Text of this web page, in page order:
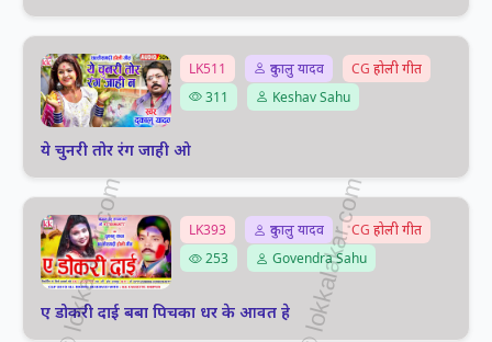
LK511 दुकालु यादव
CG होली गीत
311
Keshav Sahu
ये चुनरी तोर रंग जाही ओ
LK393 दुकालु यादव
CG होली गीत
253
Govendra Sahu
ए डोकरी दाई बबा पिचका धर के आवत हे